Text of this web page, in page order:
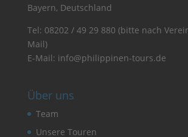
Bayern, Deutschland
Tel: 08202 / 49 29 880 (bitte nach
Mail)
E-Mail: info@philippinen-tours.de
Über uns
Team
Unsere Touren